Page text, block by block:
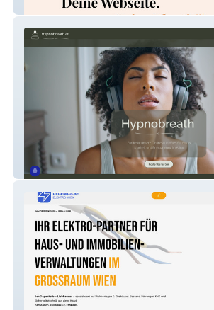
Gregor Jasch Wix.Coach
Hypnobreath.at